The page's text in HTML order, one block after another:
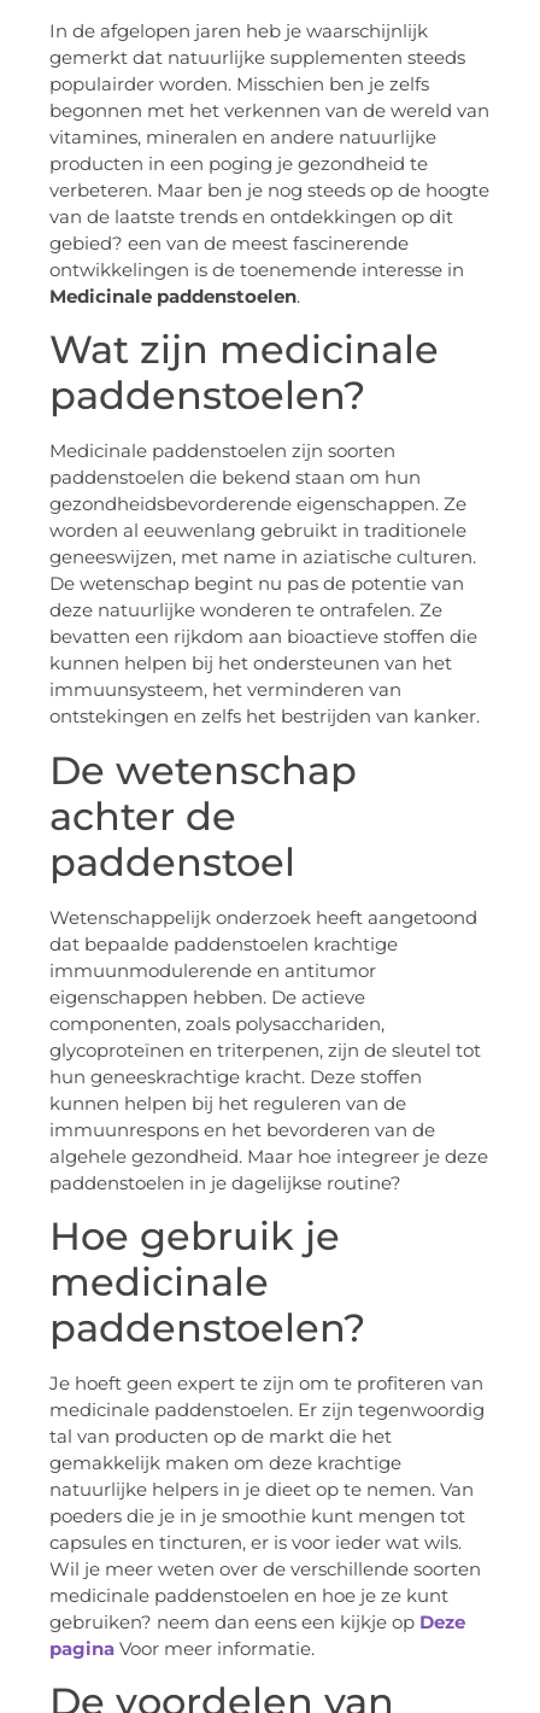
In de afgelopen jaren heb je waarschijnlijk
gemerkt dat natuurlijke supplementen steeds
populairder worden. Misschien ben je zelfs
begonnen met het verkennen van de wereld van
vitamines, mineralen en andere natuurlijke
producten in een poging je gezondheid te
verbeteren. Maar ben je nog steeds op de hoogte
van de laatste trends en ontdekkingen op dit
gebied? een van de meest fascinerende
ontwikkelingen is de toenemende interesse in
Medicinale paddenstoelen.
Wat zijn medicinale
paddenstoelen?
Medicinale paddenstoelen zijn soorten
paddenstoelen die bekend staan om hun
gezondheidsbevorderende eigenschappen. Ze
worden al eeuwenlang gebruikt in traditionele
geneeswijzen, met name in aziatische culturen.
De wetenschap begint nu pas de potentie van
deze natuurlijke wonderen te ontrafelen. Ze
bevatten een rijkdom aan bioactieve stoffen die
kunnen helpen bij het ondersteunen van het
immuunsysteem, het verminderen van
ontstekingen en zelfs het bestrijden van kanker.
De wetenschap
achter de
paddenstoel
Wetenschappelijk onderzoek heeft aangetoond
dat bepaalde paddenstoelen krachtige
immuunmodulerende en antitumor
eigenschappen hebben. De actieve
componenten, zoals polysacchariden,
glycoproteïnen en triterpenen, zijn de sleutel tot
hun geneeskrachtige kracht. Deze stoffen
kunnen helpen bij het reguleren van de
immuunrespons en het bevorderen van de
algehele gezondheid. Maar hoe integreer je deze
paddenstoelen in je dagelijkse routine?
Hoe gebruik je
medicinale
paddenstoelen?
Je hoeft geen expert te zijn om te profiteren van
medicinale paddenstoelen. Er zijn tegenwoordig
tal van producten op de markt die het
gemakkelijk maken om deze krachtige
natuurlijke helpers in je dieet op te nemen. Van
poeders die je in je smoothie kunt mengen tot
capsules en tincturen, er is voor ieder wat wils.
Wil je meer weten over de verschillende soorten
medicinale paddenstoelen en hoe je ze kunt
gebruiken? neem dan eens een kijkje op Deze
pagina Voor meer informatie.
De voordelen van